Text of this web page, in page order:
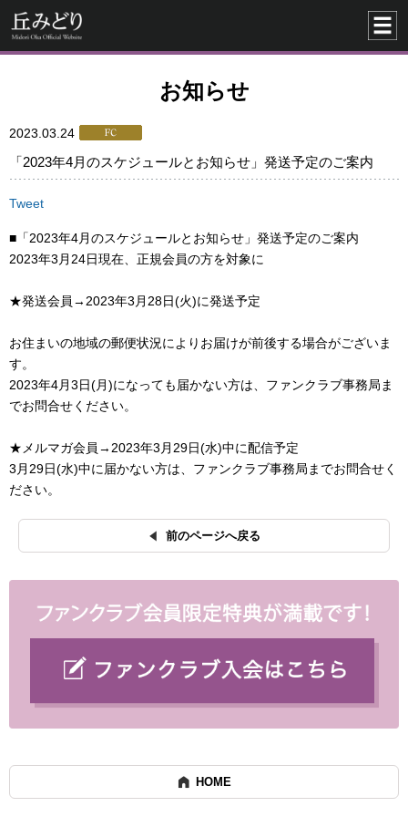
お知らせ
2023.03.24
「2023年4月のスケジュールとお知らせ」発送予定のご案内
Tweet
■「2023年4月のスケジュールとお知らせ」発送予定のご案内
2023年3月24日現在、正規会員の方を対象に
★発送会員→2023年3月28日(火)に発送予定
お住まいの地域の郵便状況によりお届けが前後する場合がございま
す。
2023年4月3日(月)になっても届かない方は、ファンクラブ事務局ま
でお問合せください。
★メルマガ会員→2023年3月29日(水)中に配信予定
3月29日(水)中に届かない方は、ファンクラブ事務局までお問合せく
ださい。
前のページへ戻る
HOME